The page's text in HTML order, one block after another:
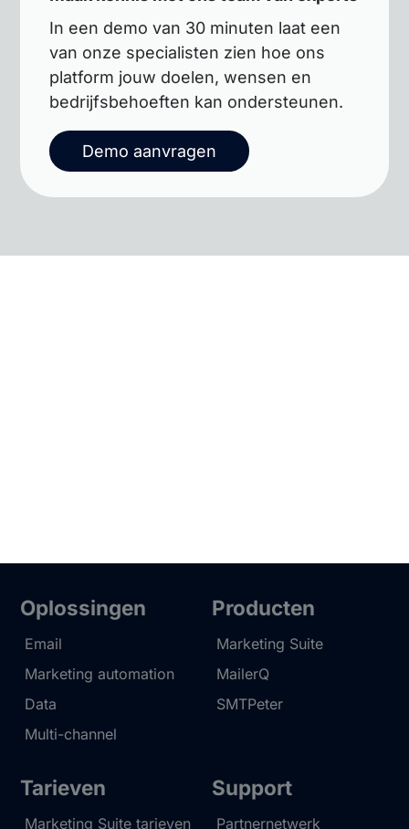
In een demo van 30 minuten laat een
van onze specialisten zien hoe ons
platform jouw doelen, wensen en
bedrijfsbehoeften kan ondersteunen.
Demo aanvragen
Oplossingen
Email
Marketing automation
Data
Multi-channel
Producten
Marketing Suite
MailerQ
SMTPeter
Tarieven
Marketing Suite tarieven
Support
Partnernetwerk